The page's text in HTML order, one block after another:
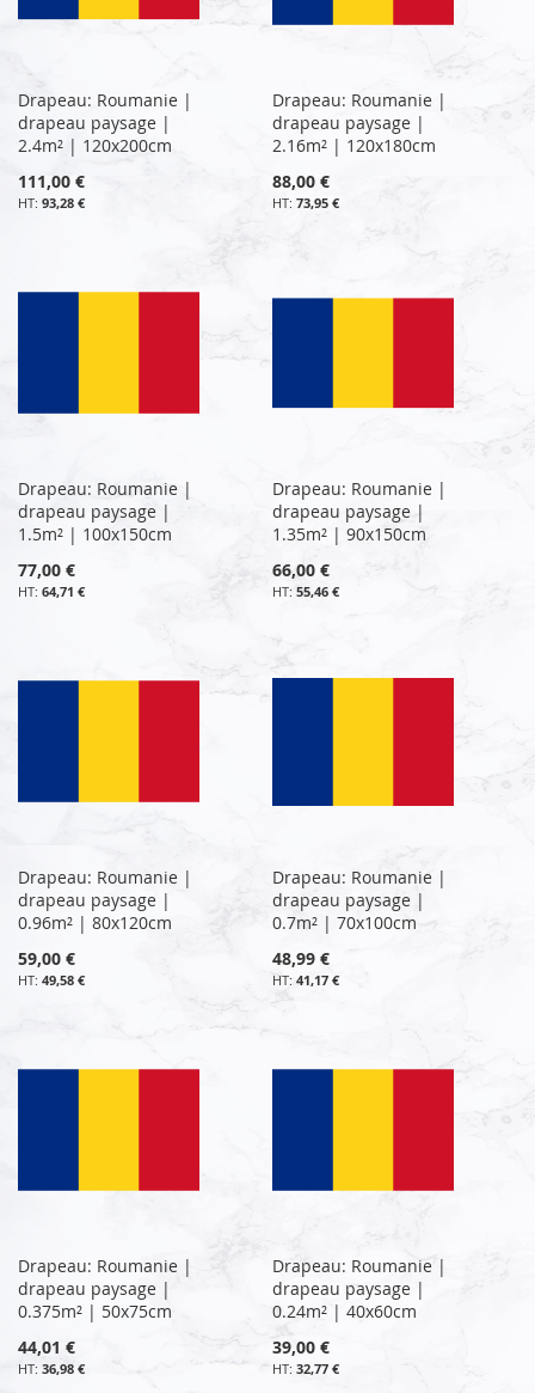
Drapeau: Roumanie |
drapeau paysage |
2.4m² | 120x200cm
111,00 €
93,28 €
Drapeau: Roumanie |
drapeau paysage |
2.16m² | 120x180cm
88,00 €
73,95 €
Drapeau: Roumanie |
drapeau paysage |
1.5m² | 100x150cm
77,00 €
64,71 €
Drapeau: Roumanie |
drapeau paysage |
1.35m² | 90x150cm
66,00 €
55,46 €
Drapeau: Roumanie |
drapeau paysage |
0.96m² | 80x120cm
59,00 €
49,58 €
Drapeau: Roumanie |
drapeau paysage |
0.7m² | 70x100cm
48,99 €
41,17 €
Drapeau: Roumanie |
drapeau paysage |
0.375m² | 50x75cm
44,01 €
36,98 €
Drapeau: Roumanie |
drapeau paysage |
0.24m² | 40x60cm
39,00 €
32,77 €